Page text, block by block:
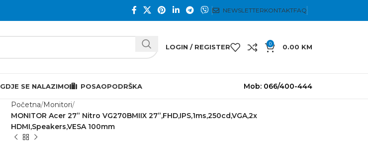
NEWSLETTERKONTAKTFAQ
LOGIN / REGISTER 0 0.00 KM
GDJE SE NALAZIMO POSAOPODRŠKA Mob: 066/400-444
Početna Monitori
MONITOR Acer 27” Nitro VG270BMIIX 27”,FHD,IPS,1ms,250cd,VGA,2x
HDMI,Speakers,VESA 100mm